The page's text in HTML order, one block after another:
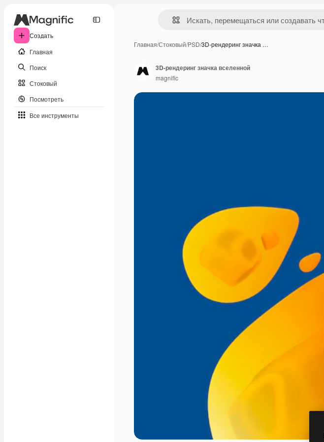
Создать
Главная
Поиск
Стоковый
Посмотреть
Все инструменты
Главная/Стоковый/PSD/3D-рендеринг значка …
3D-рендеринг значка вселенной
magnific